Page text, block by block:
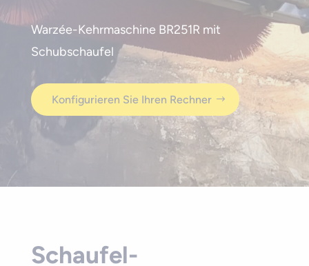
Warzée-Kehrmaschine BR251R mit
Schubschaufel
Konfigurieren Sie Ihren Rechner
Schaufel-